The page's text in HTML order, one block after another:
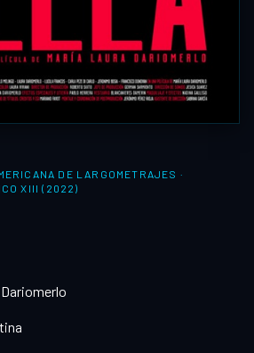
DE LARGOMETRAJES ·
XIII (2022)